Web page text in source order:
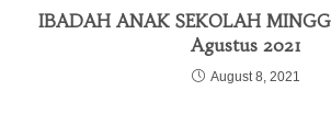
IBADAH ANAK SEKOLAH
Agustus 2021
August 8, 2021